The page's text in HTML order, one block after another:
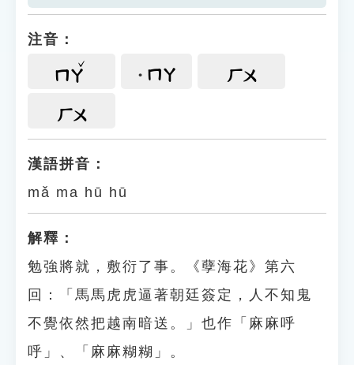
注音：
ㄇㄚ ㄇㄚ ㄏㄨ
ㄏㄨ
漢語拼音：
mǎ ma hū hū
解釋：
勉強將就，敷衍了事。《孽海花》第六
回：「馬馬虎虎逼著朝廷簽定，人不知鬼
不覺依然把越南暗送。」也作「麻麻呼
呼」、「麻麻糊糊」。